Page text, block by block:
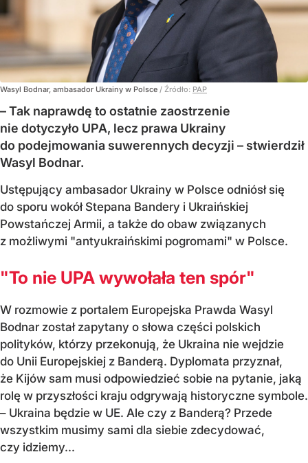
Wasyl Bodnar, ambasador Ukrainy w Polsce / Źródło: PAP
– Tak naprawdę to ostatnie zaostrzenie
nie dotyczyło UPA, lecz prawa Ukrainy
do podejmowania suwerennych decyzji – stwierdził
Wasyl Bodnar.
Ustępujący ambasador Ukrainy w Polsce odniósł się
do sporu wokół Stepana Bandery i Ukraińskiej
Powstańczej Armii, a także do obaw związanych
z możliwymi "antyukraińskimi pogromami" w Polsce.
"To nie UPA wywołała ten spór"
W rozmowie z portalem Europejska Prawda Wasyl
Bodnar został zapytany o słowa części polskich
polityków, którzy przekonują, że Ukraina nie wejdzie
do Unii Europejskiej z Banderą. Dyplomata przyznał,
że Kijów sam musi odpowiedzieć sobie na pytanie, jaką
rolę w przyszłości kraju odgrywają historyczne symbole.
– Ukraina będzie w UE. Ale czy z Banderą? Przede
wszystkim musimy sami dla siebie zdecydować,
czy idziemy...